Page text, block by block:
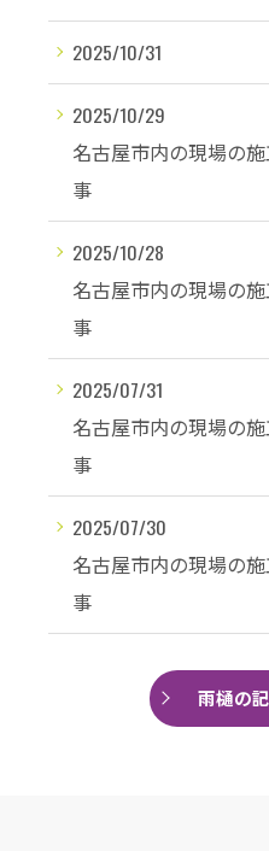
2025/10/31
2025/10/29
名古屋市内の現場の
事
2025/10/28
名古屋市内の現場の
事
2025/07/31
名古屋市内の現場の
事
2025/07/30
名古屋市内の現場の
事
雨樋の